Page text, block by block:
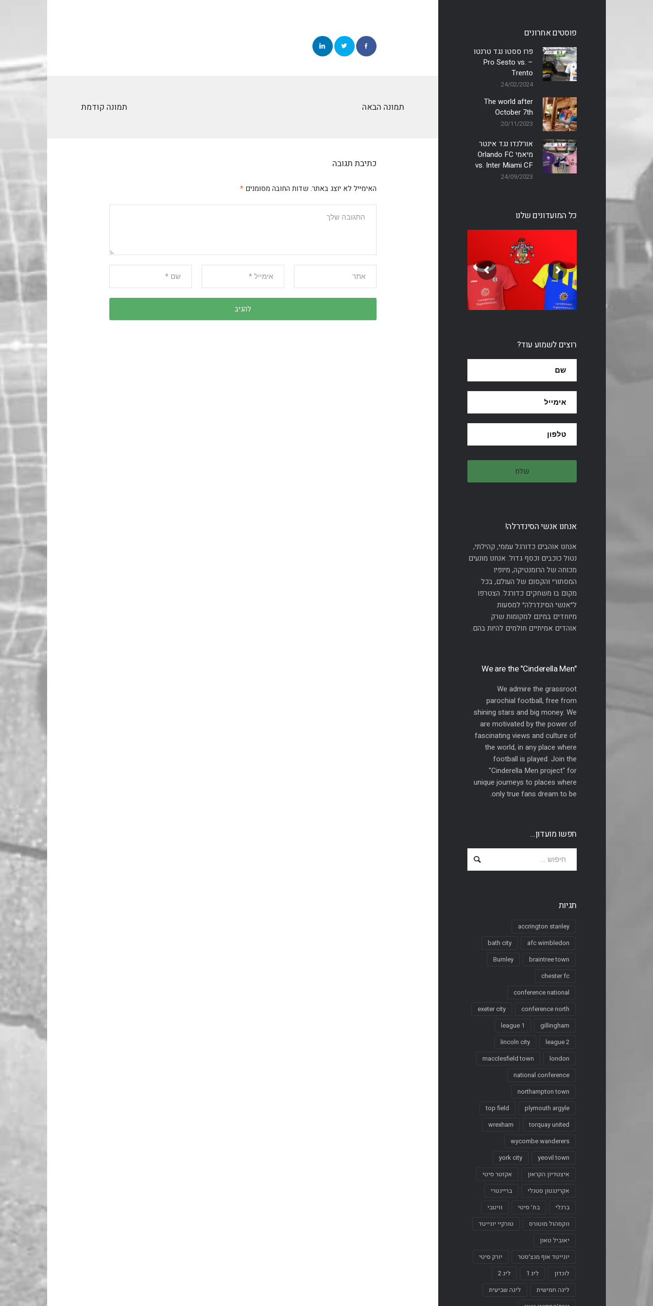
פוסטים אחרונים
פרו ססטו נגד טרנטו
– Pro Sesto vs.
Trento
24/02/2024
The world after
October 7th
20/11/2023
אורלנדו נגד אינטר
מיאמי Orlando FC
vs. Inter Miami CF
24/09/2023
כל המועדונים שלנו
רוצים לשמוע עוד?
אנחנו אנשי הסינדרלה!
אנחנו אוהבים כדורגל עממי, קהילתי,
נטול כוכבים וכסף גדול. אנחנו מונעים
מכוחה של הרומנטיקה, מיופיו
המסתורי והקסום של העולם, בכל
מקום בו משחקים כדורגל. הצטרפו
ל״אנשי הסינדרלה״ למסעות
מיוחדים במינם למקומות שרק
אוהדים אמיתיים חולמים להיות בהם.
"We are the "Cinderella Men
We admire the grassroot
parochial football, free from
shining stars and big money. We
are motivated by the power of
fascinating views and culture of
the world, in any place where
football is played. Join the
"Cinderella Men project" for
unique journeys to places where
only true fans dream to be.
חפשו מועדון…
תגיות
accrington stanley
afc wimbledon
bath city
braintree town
Burnley
chester fc
conference national
conference north
exeter city
gillingham
league 1
league 2
lincoln city
london
macclesfield town
national conference
northampton town
plymouth argyle
top field
torquay united
wrexham
wycombe wanderers
yeovil town
york city
איצטדיון הקראון
אקזטר סיטי
אקרינגטון סטנלי
בריינטרי
ברנלי
בת׳ סיטי
וויטבי
ווקסהול מוטורס
טורקיי יונייטד
יאוביל טאון
יונייטד אוף מנצ׳סטר
יורק סיטי
לונדון
ליג 1
ליג 2
ליגה חמישית
ליגה שביעית
תמונה קודמת תמונה הבאה
כתיבת תגובה
האימייל לא יוצג באתר. שדות החובה מסומנים*